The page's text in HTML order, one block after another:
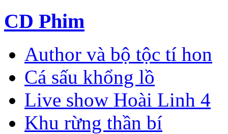
CD Phim
Author và bộ tộc tí hon
Cá sấu khổng lồ
Live show Hoài Linh 4
Khu rừng thần bí